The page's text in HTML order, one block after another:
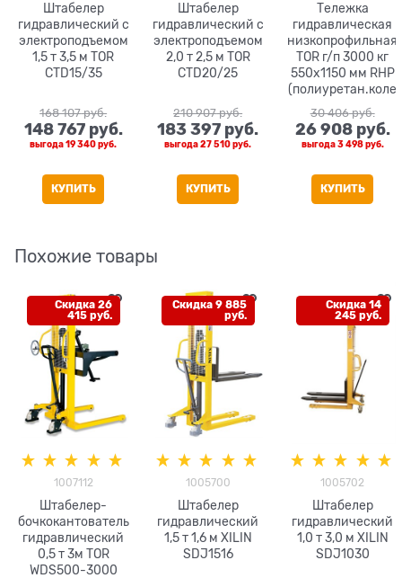
Штабелер
гидравлический с
электроподъемом
1,5 т 3,5 м TOR
CTD15/35
168 107 руб.
148 767 руб.
выгода19 340 руб.
КУПИТЬ
Штабелер
гидравлический с
электроподъемом
2,0 т 2,5 м TOR
CTD20/25
210 907 руб.
183 397 руб.
выгода27 510 руб.
КУПИТЬ
Тележка
гидравлическая
низкопрофильная
TOR г/п 3000 кг
550х1150 мм RHP
(полиуретан.коле
са)
30 406 руб.
26 908 руб.
выгода3 498 руб.
КУПИТЬ
Похожие товары
Скидка 26
415 руб.
1007112
Штабелер-
бочкокантователь
гидравлический
0,5 т 3м TOR
WDS500-3000
Скидка 9 885
руб.
1005700
Штабелер
гидравлический
1,5 т 1,6 м XILIN
SDJ1516
Скидка 14
245 руб.
1005702
Штабелер
гидравлический
1,0 т 3,0 м XILIN
SDJ1030